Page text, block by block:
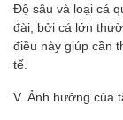
Độ sâu và loại cá
đài, bởi cá lớn
điều này giúp cần
tế.
V. Ảnh hưởng của